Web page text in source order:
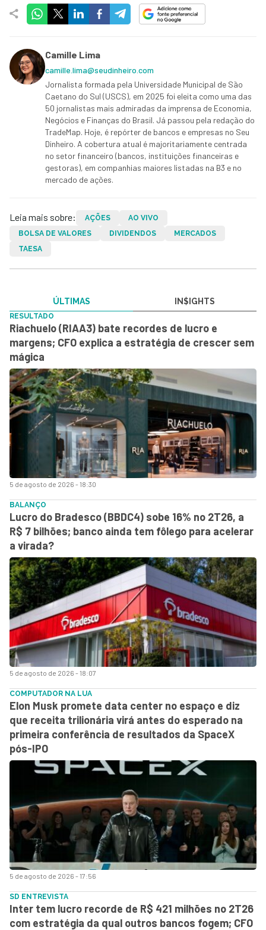
Camille Lima
camille.lima@seudinheiro.com
Jornalista formada pela Universidade Municipal de São
Caetano do Sul (USCS), em 2025 foi eleita como uma das
50 jornalistas mais admiradas da imprensa de Economia,
Negócios e Finanças do Brasil. Já passou pela redação do
TradeMap. Hoje, é repórter de bancos e empresas no Seu
Dinheiro. A cobertura atual é majoritariamente centrada
no setor financeiro (bancos, instituições financeiras e
gestoras), em companhias maiores listadas na B3 e no
mercado de ações.
Leia mais sobre: AÇÕES
AO VIVO
BOLSA DE VALORES
DIVIDENDOS
MERCADOS
TAESA
ÚLTIMAS IN$IGHTS
5 de agosto de 2026 - 18:30
RESULTADO
Riachuelo (RIAA3) bate recordes de lucro e
margens; CFO explica a estratégia de crescer sem
mágica
5 de agosto de 2026 - 18:07
BALANÇO
Lucro do Bradesco (BBDC4) sobe 16% no 2T26, a
R$ 7 bilhões; banco ainda tem fôlego para acelerar
a virada?
5 de agosto de 2026 - 17:56
COMPUTADOR NA LUA
Elon Musk promete data center no espaço e diz
que receita trilionária virá antes do esperado na
primeira conferência de resultados da SpaceX
pós-IPO
SD ENTREVISTA
Inter tem lucro recorde de R$ 421 milhões no 2T26
com estratégia da qual outros bancos fogem; CFO